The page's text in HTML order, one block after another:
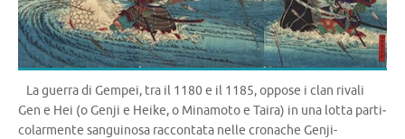
La guerra di Gempei, tra il 1180 e il 1185, oppose i clan rivali
Gen e Hei (o Genji e Heike, o Minamoto e Taira) in una lotta parti­
colarmente sanguinosa raccontata nelle cronache Genji-